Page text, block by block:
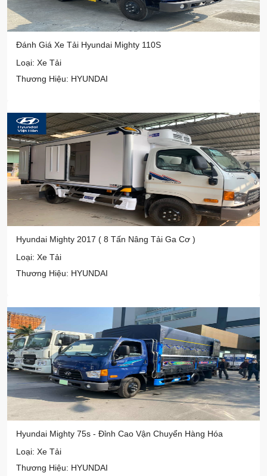
Đánh Giá Xe Tải Hyundai Mighty 110S
Loại: Xe Tải
Thương Hiệu: HYUNDAI
Hyundai Mighty 2017 ( 8 Tấn Nâng Tải Ga Cơ )
Loại: Xe Tải
Thương Hiệu: HYUNDAI
Hyundai Mighty 75s - Đỉnh Cao Vận Chuyển Hàng Hóa
Loại: Xe Tải
Thương Hiệu: HYUNDAI